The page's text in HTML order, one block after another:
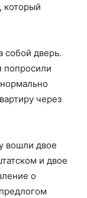
который
собой дверь.
попросили
через
вошли двое
и двое
о